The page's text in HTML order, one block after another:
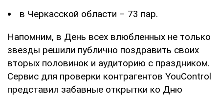
в Черкасской области – 73 пар.
Напомним, в День всех влюбленных не только
звезды решили публично поздравить своих
вторых половинок и аудиторию с праздником.
Сервис для проверки контрагентов YouControl
представил забавные открытки ко Дню